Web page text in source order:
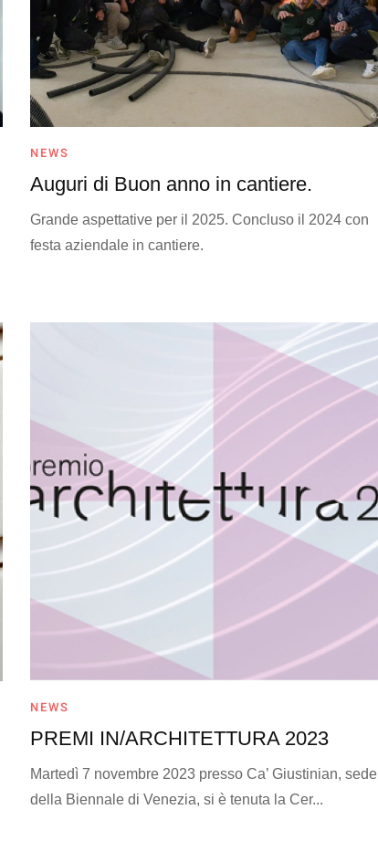
NEWS
Auguri di Buon anno in cantiere.
Grande aspettative per il 2025. Concluso il 2024 con
festa aziendale in cantiere.
NEWS
PREMI IN/ARCHITETTURA 2023
Martedì 7 novembre 2023 presso Ca’ Giustinian, sede
della Biennale di Venezia, si è tenuta la Cer...